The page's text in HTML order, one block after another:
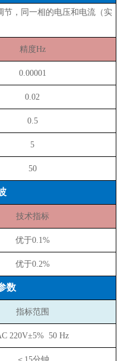
节，同一相的电压和电流（实
精度Hz
0.00001
0.02
0.5
5
50
技术指标
优于0.1%
优于0.2%
数
指标范围
220V±5% 50 Hz
＜15分钟